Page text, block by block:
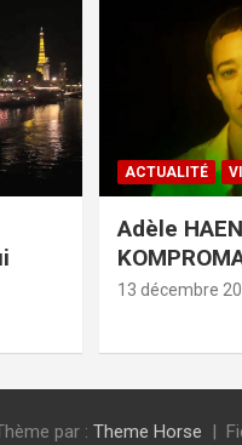
ACTUALITÉ
Adèle
13 décembre
par : Theme Horse